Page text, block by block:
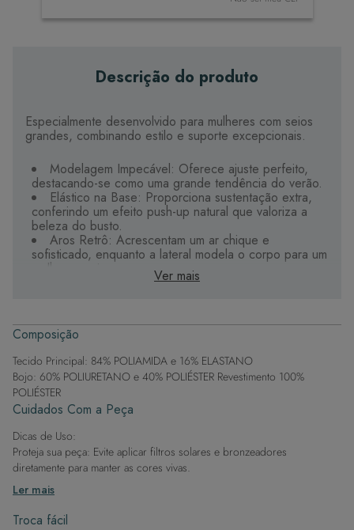
Descrição do produto
Especialmente desenvolvido para mulheres com seios
grandes, combinando estilo e suporte excepcionais.
Modelagem Impecável: Oferece ajuste perfeito,
destacando-se como uma grande tendência do verão.
Elástico na Base: Proporciona sustentação extra,
conferindo um efeito push-up natural que valoriza a
beleza do busto.
Aros Retrô: Acrescentam um ar chique e
sofisticado, enquanto a lateral modela o corpo para um
melhor encaixe.
Conforto Aprimorado: Alças largas proporcionam
Tecido Premium com Leve Brilho: Alta qualidade
que oferece durabilidade e um toque de sofisticação,
com secagem rápida.
Bojo Impermeável: Não absorve água, mantendo a
peça leve e confortável.
Proteção Solar 50+: Ideal para proteger a pele
durante longos dias ensolarados.
frequente em piscinas sem perder a forma ou cor.
Detalhes Exclusivos: Personalizados para tornar
cada peça única e elegante.
Ver mais
Composição
Tecido Principal: 84% POLIAMIDA e 16% ELASTANO
Bojo: 60% POLIURETANO e 40% POLIÉSTER Revestimento 100%
POLIÉSTER
Cuidados Com a Peça
Dicas de Uso:
Proteja sua peça: Evite aplicar filtros solares e bronzeadores
diretamente para manter as cores vivas.
Após a piscina: Lembre-se de que o cloro pode desgastar o tecido,
então enxague após sair da água.
Evite superfícies ásperas: Para manter a integridade do tecido, evite
Ler mais
Troca fácil